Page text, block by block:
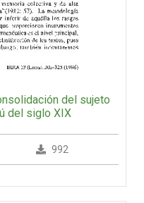
del sujeto
del siglo XIX
992